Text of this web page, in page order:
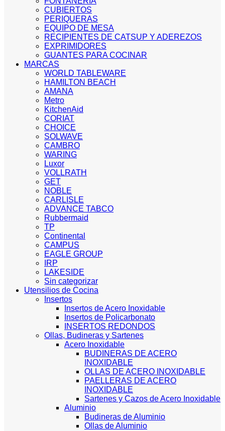
CUBIERTOS
PERIQUERAS
EQUIPO DE MESA
RECIPIENTES DE CATSUP Y ADEREZOS
EXPRIMIDORES
GUANTES PARA COCINAR
MARCAS
WORLD TABLEWARE
HAMILTON BEACH
AMANA
Metro
KitchenAid
CORIAT
CHOICE
SOLWAVE
CAMBRO
WARING
Luxor
VOLLRATH
GET
NOBLE
CARLISLE
ADVANCE TABCO
Rubbermaid
TP
Continental
CAMPUS
EAGLE GROUP
IRP
LAKESIDE
Sin categorizar
Utensilios de Cocina
Insertos
Insertos de Acero Inoxidable
Insertos de Policarbonato
INSERTOS REDONDOS
Ollas, Budineras y Sartenes
Acero Inoxidable
BUDINERAS DE ACERO
INOXIDABLE
OLLAS DE ACERO INOXIDABLE
PAELLERAS DE ACERO
INOXIDABLE
Sartenes y Cazos de Acero Inoxidable
Aluminio
Budineras de Aluminio
Ollas de Aluminio